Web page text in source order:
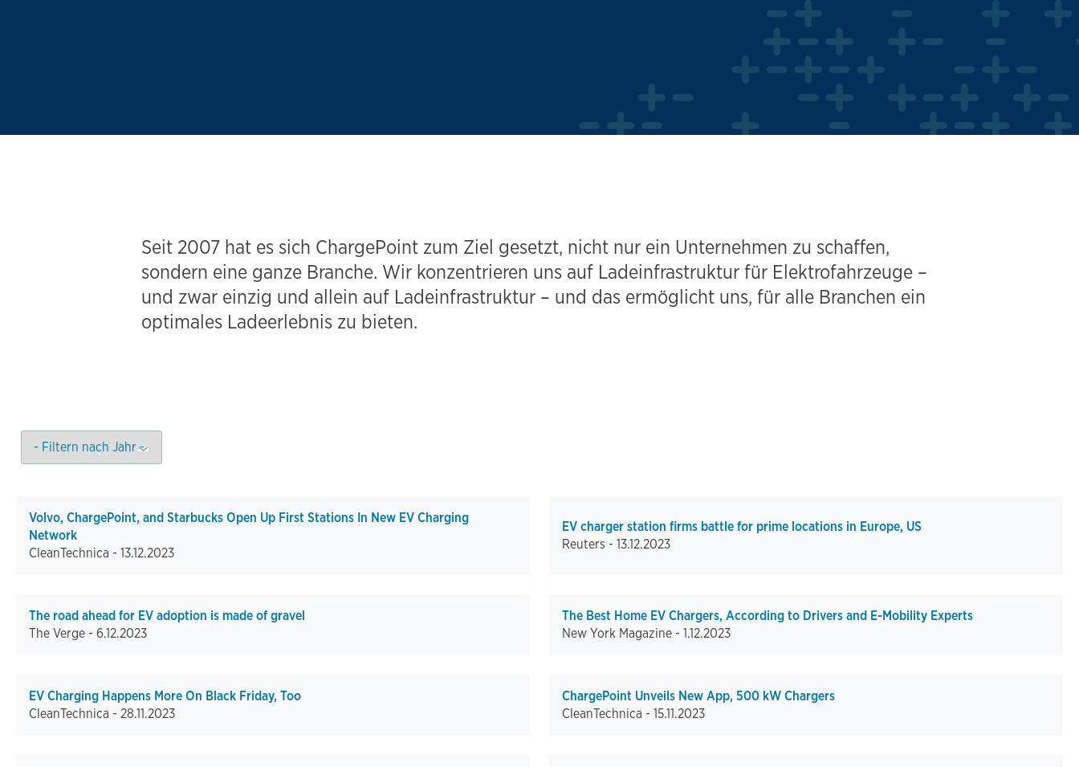
Seit 2007 hat es sich ChargePoint zum Ziel gesetzt, nicht nur ein Unternehmen zu schaffen,
sondern eine ganze Branche. Wir konzentrieren uns auf Ladeinfrastruktur für Elektrofahrzeuge –
und zwar einzig und allein auf Ladeinfrastruktur – und das ermöglicht uns, für alle Branchen ein
optimales Ladeerlebnis zu bieten.
Volvo, ChargePoint, and Starbucks Open Up First Stations In New EV Charging
Network
CleanTechnica - 13.12.2023
EV charger station firms battle for prime locations in Europe, US
Reuters - 13.12.2023
The road ahead for EV adoption is made of gravel
The Verge - 6.12.2023
The Best Home EV Chargers, According to Drivers and E-Mobility Experts
New York Magazine - 1.12.2023
EV Charging Happens More On Black Friday, Too
CleanTechnica - 28.11.2023
ChargePoint Unveils New App, 500 kW Chargers
CleanTechnica - 15.11.2023